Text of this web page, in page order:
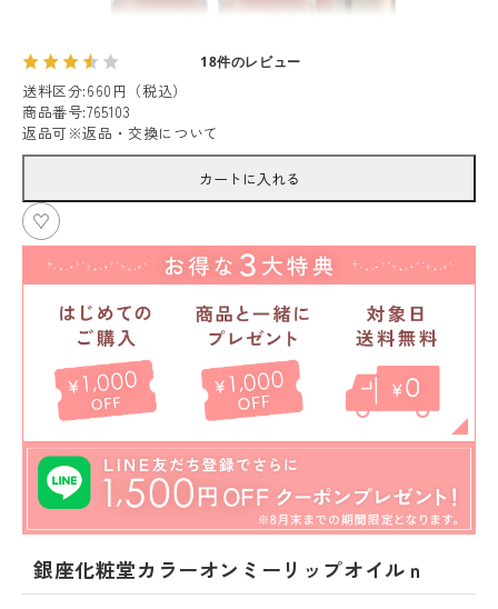
18件のレビュー
送料区分:660円（税込）
商品番号:765103
返品可 ※返品・交換について
カートに入れる
銀座化粧堂カラーオンミーリップオイルｎ